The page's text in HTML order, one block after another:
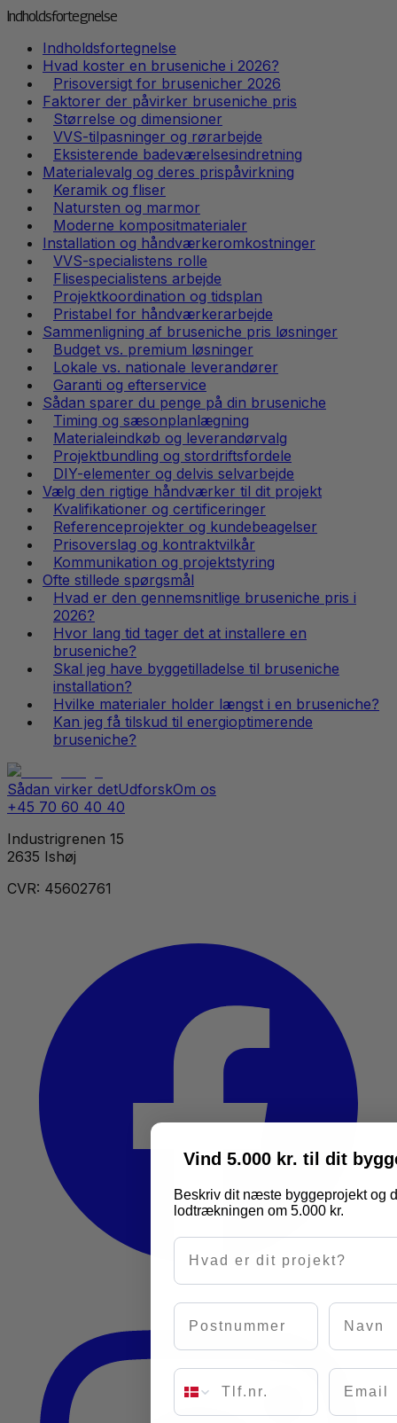
Indholdsfortegnelse
Indholdsfortegnelse
Hvad koster en bruseniche i 2026?
Prisoversigt for brusenicher 2026
Faktorer der påvirker bruseniche pris
Størrelse og dimensioner
VVS-tilpasninger og rørarbejde
Eksisterende badeværelsesindretning
Materialevalg og deres prispåvirkning
Keramik og fliser
Natursten og marmor
Moderne kompositmaterialer
Installation og håndværkeromkostninger
VVS-specialistens rolle
Flisespecialistens arbejde
Projektkoordination og tidsplan
Pristabel for håndværkerarbejde
Sammenligning af bruseniche pris løsninger
Budget vs. premium løsninger
Lokale vs. nationale leverandører
Garanti og efterservice
Sådan sparer du penge på din bruseniche
Timing og sæsonplanlægning
Materialeindkøb og leverandørvalg
Projektbundling og stordriftsfordele
DIY-elementer og delvis selvarbejde
Vælg den rigtige håndværker til dit projekt
Kvalifikationer og certificeringer
Referenceprojekter og kundebeagelser
Prisoverslag og kontraktvilkår
Kommunikation og projektstyring
Ofte stillede spørgsmål
Hvad er den gennemsnitlige bruseniche pris i
2026?
Hvor lang tid tager det at installere en
bruseniche?
Skal jeg have byggetilladelse til bruseniche
installation?
Hvilke materialer holder længst i en bruseniche?
Kan jeg få tilskud til energioptimerende
bruseniche?
Sådan virker detUdforskOm os
+45 70 60 40 40
Industrigrenen 15
2635 Ishøj
CVR: 45602761
Vind 5.000 kr. til dit
Beskriv dit næste byggeprojekt og
lodtrækningen om 5.000 kr.
Hvad er dit projekt?
Postnummer Navn
Email